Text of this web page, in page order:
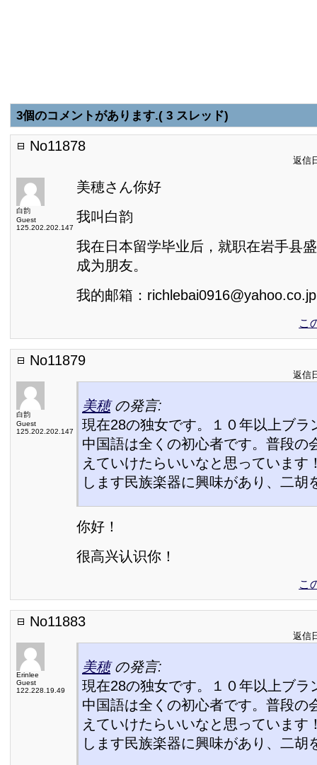
3個のコメントがあります.( 3 スレッド)
No11878
返信
白韵
Guest
125.202.202.147
美穂さん你好
我叫白韵
我在日本留学毕业后，就职在岩手县
成为朋友。
我的邮箱：richlebai0916@yahoo.co.jp
こ
No11879
返信
白韵
Guest
125.202.202.147
美穂の発言:
現在28の独女です。１０年以上ブラ
中国語は全くの初心者です。普段の
えていけたらいいなと思っています
します民族楽器に興味があり、二胡
你好！
很高兴认识你！
こ
No11883
返信
Erinlee
Guest
122.228.19.49
美穂の発言:
現在28の独女です。１０年以上ブラ
中国語は全くの初心者です。普段の
えていけたらいいなと思っています
します民族楽器に興味があり、二胡